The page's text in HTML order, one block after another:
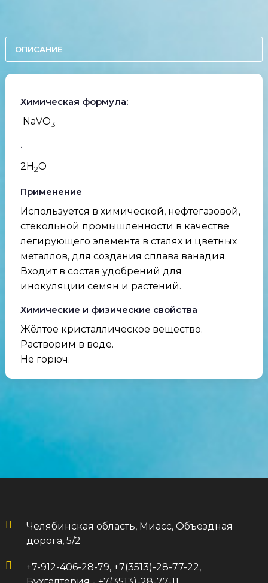
ОПИСАНИЕ
Химическая формула:
NaVO3
·
2H2O
Применение
Используется в химической, нефтегазовой,
стекольной промышленности в качестве
легирующего элемента в сталях и цветных
металлов, для создания сплава ванадия.
Входит в состав удобрений для
инокуляции семян и растений.
Химические и физические свойства
Жёлтое кристаллическое вещество.
Растворим в воде.
Не горюч.
Челябинская область, Миасс, Объездная
дорога, 5/2
+7-912-406-28-79, +7(3513)-28-77-22,